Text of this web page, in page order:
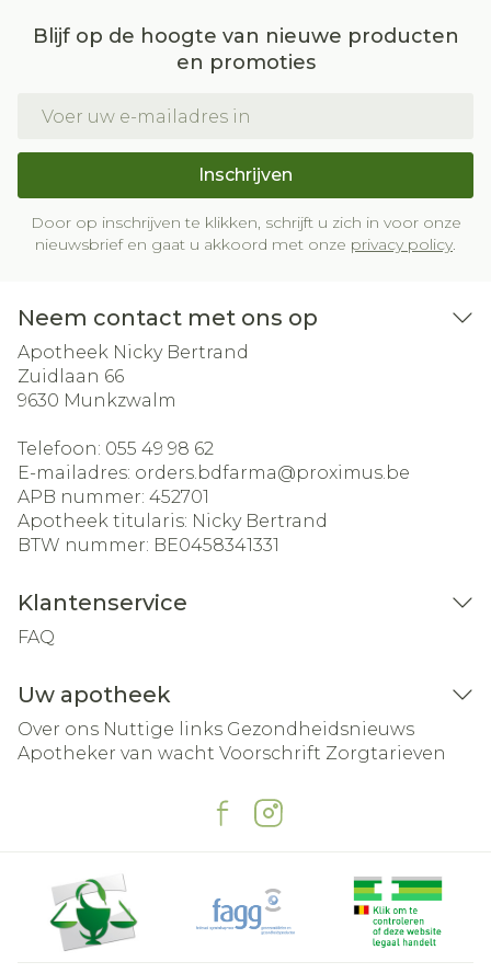
Blijf op de hoogte van nieuwe producten
en promoties
Inschrijven
Door op inschrijven te klikken, schrijft u zich in voor onze
nieuwsbrief en gaat u akkoord met onze privacy policy.
Neem contact met ons op
Apotheek Nicky Bertrand
Zuidlaan 66
9630 Munkzwalm
Telefoon: 055 49 98 62
E-mailadres: orders.bdfarma@proximus.be
APB nummer: 452701
Apotheek titularis: Nicky Bertrand
BTW nummer: BE0458341331
Klantenservice
FAQ
Uw apotheek
Over ons Nuttige links Gezondheidsnieuws
Apotheker van wacht Voorschrift Zorgtarieven